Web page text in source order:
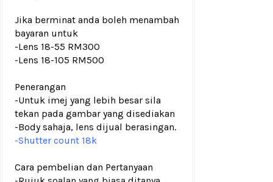
Jika berminat anda boleh menambah
bayaran untuk
-Lens 18-55 RM300
-Lens 18-105 RM500
Penerangan
-Untuk imej yang lebih besar sila
tekan pada gambar yang disediakan
-Body sahaja, lens dijual berasingan.
-Shutter count 18k
Cara pembelian dan Pertanyaan